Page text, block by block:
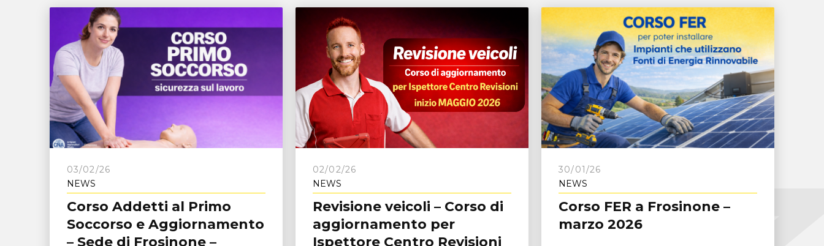
03/02/26
NEWS
Corso Addetti al Primo
Soccorso e Aggiornamento
– Sede di Frosinone –
02/02/26
NEWS
Revisione veicoli – Corso di
aggiornamento per
Ispettore Centro Revisioni
30/01/26
NEWS
Corso FER a Frosinone –
marzo 2026